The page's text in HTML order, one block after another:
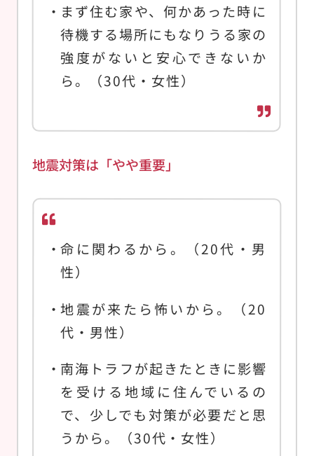
まず住む家や、何かあった時に
待機する場所にもなりうる家の
強度がないと安心できないか
ら。（30代・女性）
地震対策は「やや重要」
命に関わるから。（20代・男
性）
地震が来たら怖いから。（20
代・男性）
南海トラフが起きたときに影響
を受ける地域に住んでいるの
で、少しでも対策が必要だと思
うから。（30代・女性）